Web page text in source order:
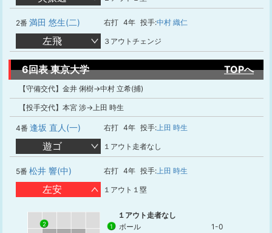
2番 満田 悠生(二) 右打 4年 投手:中村 織仁
左飛 ３アウトチェンジ
6回表 東京大学 TOPへ
【守備交代】金井 俐樹→中村 立希(捕)
【投手交代】本宮 涉→上田 時生
4番 逢坂 直人(一) 右打 4年 投手:上田 時生
遊ゴ １アウト走者なし
5番 松井 響(中) 右打 4年 投手:上田 時生
左安 １アウト１塁
2
１アウト走者なし
1 ボール 1-0